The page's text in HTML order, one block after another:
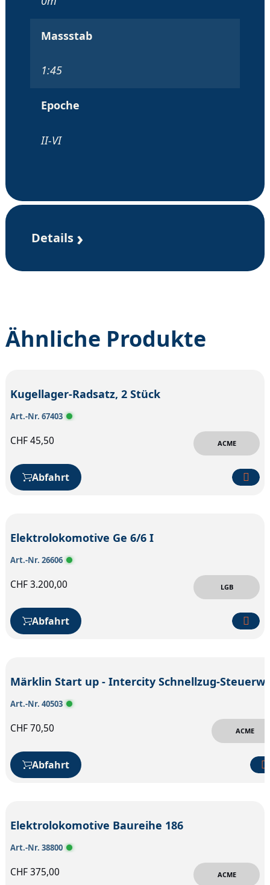
Massstab
1:45
Epoche
II-VI
Details
Ähnliche Produkte
Kugellager-Radsatz, 2 Stück
Art.-Nr. 67403
CHF45,50 ACME
Abfahrt
Elektrolokomotive Ge 6/6 I
Art.-Nr. 26606
CHF3.200,00 LGB
Abfahrt
Art.-Nr. 40503
CHF70,50 ACME
Abfahrt
Elektrolokomotive Baureihe 186
Art.-Nr. 38800
CHF375,00 ACME